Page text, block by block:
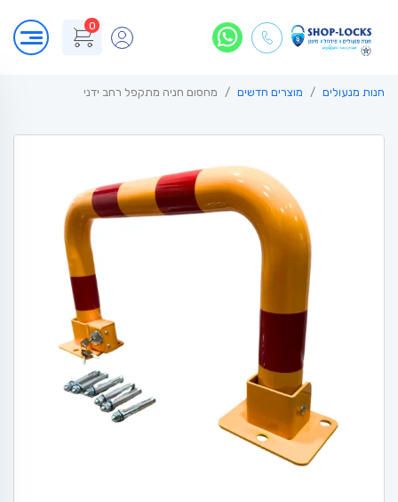
0
חנות מנעולים מוצרים חדשים מחסום חניה מתקפל רחב ידני